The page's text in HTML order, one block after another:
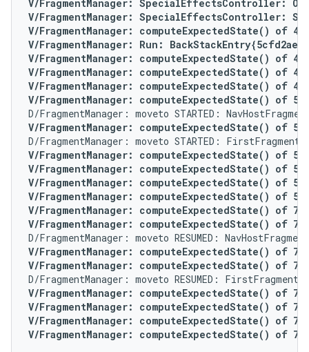
V/FragmentManager: SpecialEffectsController:
V/FragmentManager: SpecialEffectsController:
V/FragmentManager: computeExpectedState() of 4
V/FragmentManager: Run: BackStackEntry{5cfd2ae}
V/FragmentManager: computeExpectedState() of 4
V/FragmentManager: computeExpectedState() of 4
V/FragmentManager: computeExpectedState() of 4
V/FragmentManager: computeExpectedState() of 5
V/FragmentManager: computeExpectedState() of 5
V/FragmentManager: computeExpectedState() of 5
V/FragmentManager: computeExpectedState() of 5
V/FragmentManager: computeExpectedState() of 5
V/FragmentManager: computeExpectedState() of 5
V/FragmentManager: computeExpectedState() of 7
V/FragmentManager: computeExpectedState() of 7
V/FragmentManager: computeExpectedState() of 7
V/FragmentManager: computeExpectedState() of 7
V/FragmentManager: computeExpectedState() of 7
V/FragmentManager: computeExpectedState() of 7
V/FragmentManager: computeExpectedState() of 7
V/FragmentManager: computeExpectedState() of 7